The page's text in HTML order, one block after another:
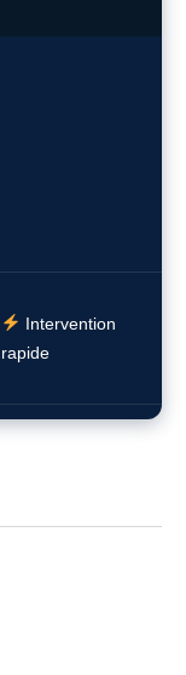
Intervention
rapide